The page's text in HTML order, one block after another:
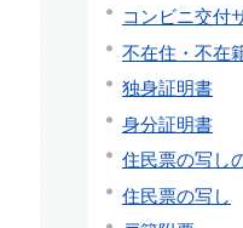
コンビニ交付
不在住・不在
独身証明書
身分証明書
住民票の写し
住民票の写し